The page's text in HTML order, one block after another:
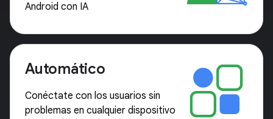
Android con IA
Automático
Conéctate con los usuarios sin
problemas en cualquier dispositivo